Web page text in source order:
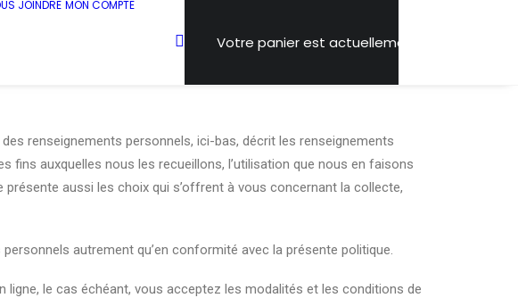
JOINDRE MON COMPTE
Votre panier est actuellement vide.
renseignements personnels, ici-bas, décrit les renseignements
auxquelles nous les recueillons, l’utilisation que nous en faisons
aussi les choix qui s’offrent à vous concernant la collecte,
autrement qu’en conformité avec la présente politique.
ligne, le cas échéant, vous acceptez les modalités et les conditions de